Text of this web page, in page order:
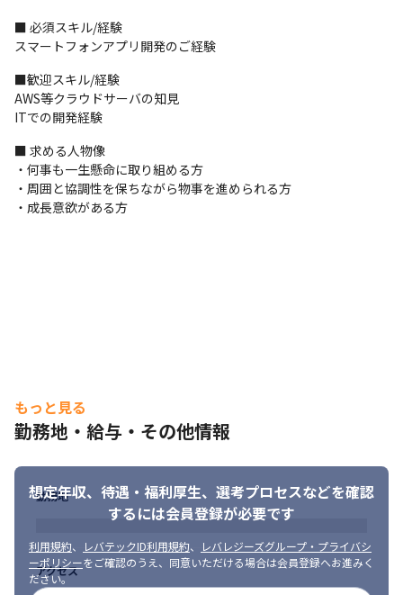
＜主な取引先＞
三菱重工、キヤノン、デンソー、パナソニック、トヨタ自動車、
■ この仕事の面白み、魅力
・取引先は大手/優良メーカーが多数で、IoT案件に携われたり、さ
・プロジェクトの上流工程から下流工程まで幅広く携われます
・研修やキャリアパスなど、エンジニアをしっかりサポートする
体制が整っている環境で成長できます
・高いチームワーク力を身につけられます
■ 必須スキル/経験
スマートフォンアプリ開発のご経験
■歓迎スキル/経験
AWS等クラウドサーバの知見
ITでの開発経験
■ 求める人物像
・何事も一生懸命に取り組める方
・周囲と協調性を保ちながら物事を進められる方
・成長意欲がある方
もっと見る
勤務地・給与・その他情報
想定年収、待遇・福利厚生、 選考プロセスなどを確認
するには会員登録が必要です
利用規約、 レバテックID利用規約、
レバレジーズグループ・プライバシ
ーポリシーをご確認のうえ、同意いただける場合は会員登録へお進みく
ださい。
勤務地
アクセス